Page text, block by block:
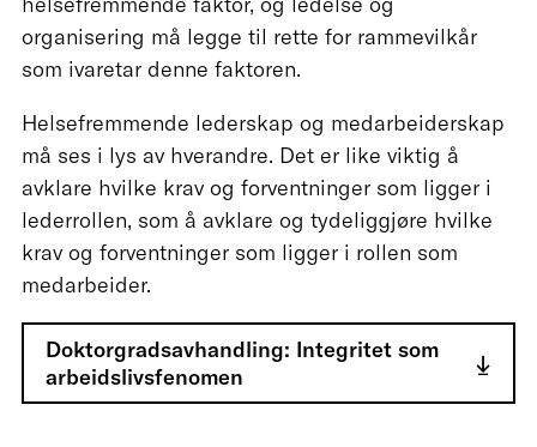
organisering må legge til rette for rammevilkår
som ivaretar denne faktoren.
Helsefremmende lederskap og medarbeiderskap
må ses i lys av hverandre. Det er like viktig å
avklare hvilke krav og forventninger som ligger i
lederrollen, som å avklare og tydeliggjøre hvilke
krav og forventninger som ligger i rollen som
medarbeider.
Doktorgradsavhandling: Integritet som
arbeidslivsfenomen